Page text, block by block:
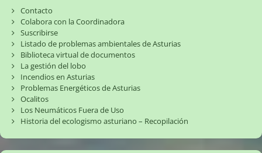
Contacto
Colabora con la Coordinadora
Suscribirse
Listado de problemas ambientales de Asturias
Biblioteca virtual de documentos
La gestión del lobo
Incendios en Asturias
Problemas Energéticos de Asturias
Ocalitos
Los Neumáticos Fuera de Uso
Historia del ecologismo asturiano – Recopilación